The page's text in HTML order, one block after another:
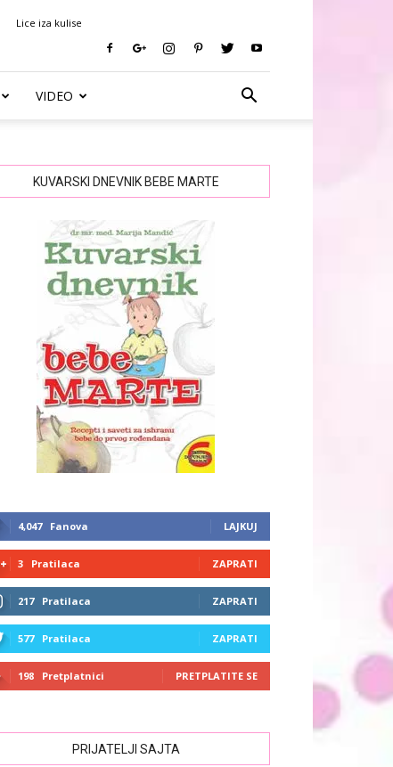
Lice iza kulise
VIDEO
KUVARSKI DNEVNIK BEBE MARTE
4,047 Fanova LAJKUJ
3 Pratilaca ZAPRATI
217 Pratilaca ZAPRATI
577 Pratilaca ZAPRATI
198 Pretplatnici PRETPLATITE SE
PRIJATELJI SAJTA